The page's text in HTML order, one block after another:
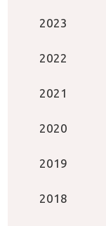
2023
2022
2021
2020
2019
2018